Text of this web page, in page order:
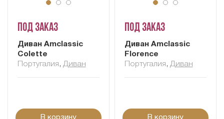
Под заказ
Диван Amclassic
Colette
Португалия , Диван
В корзину
Под заказ
Диван Amclassic
Florence
Португалия , Диван
В корзину